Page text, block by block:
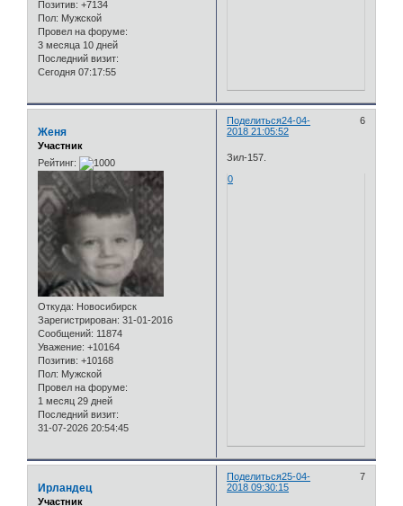
Позитив: +7134
Пол: Мужской
Провел на форуме:
3 месяца 10 дней
Последний визит:
Сегодня 07:17:55
Поделиться 6
24-04-
2018 21:05:52
Женя
Участник
Рейтинг:
Откуда: Новосибирск
Зарегистрирован: 31-01-2016
Сообщений: 11874
Уважение: +10164
Позитив: +10168
Пол: Мужской
Провел на форуме:
1 месяц 29 дней
Последний визит:
31-07-2026 20:54:45
Зил-157.
0
Поделиться 7
25-04-
2018 09:30:15
Ирландец
Участник